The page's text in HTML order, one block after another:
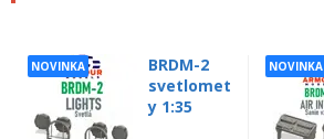
NOVINKA
BRDM-2
svetlomet
y 1:35
NOVINKA